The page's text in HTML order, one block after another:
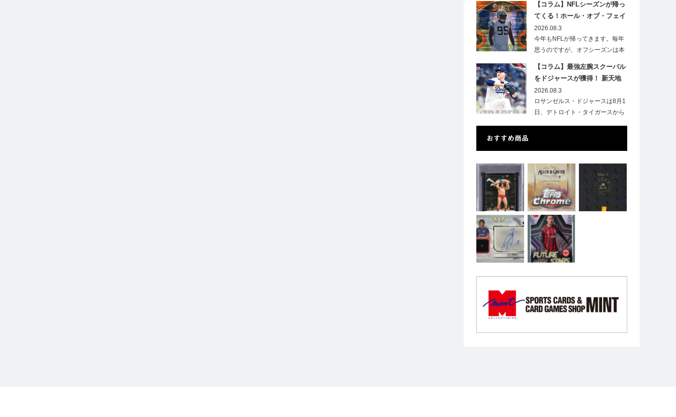
【コラム】NFLシーズンが帰っ
てくる！ホール・オブ・フェイ
ムゲームで注目したい7選手
2026.08.3
今年もNFLが帰ってきます。毎年
思うのですが、オフシーズンは本
【コラム】最強左腕スクーバル
をドジャースが獲得！ 新天地
での初トレカは「Go Blue !」
のインスク入り！
2026.08.3
ロサンゼルス・ドジャースは8月1
日、デトロイト・タイガースから
おすすめ商品